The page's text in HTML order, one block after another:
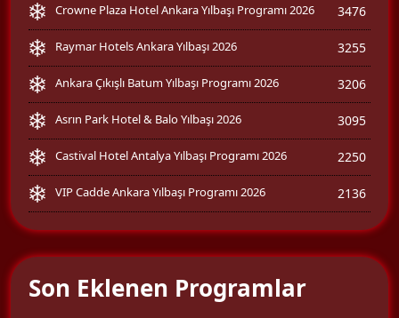
Crowne Plaza Hotel Ankara Yılbaşı Programı 2026 3476
Raymar Hotels Ankara Yılbaşı 2026 3255
Ankara Çıkışlı Batum Yılbaşı Programı 2026 3206
Asrın Park Hotel & Balo Yılbaşı 2026 3095
Castival Hotel Antalya Yılbaşı Programı 2026 2250
VIP Cadde Ankara Yılbaşı Programı 2026 2136
Son Eklenen Programlar